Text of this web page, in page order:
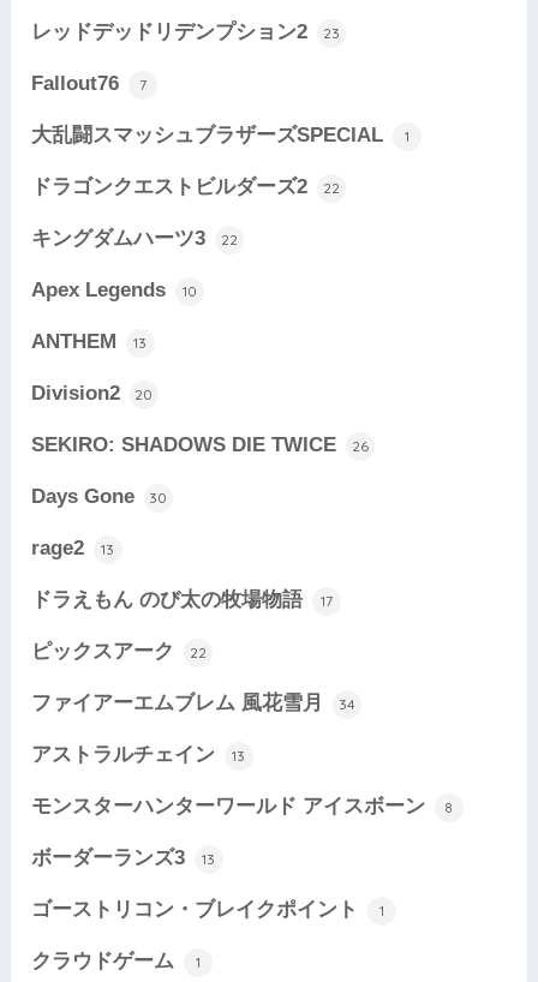
レッドデッドリデンプション2 23
Fallout76 7
大乱闘スマッシュブラザーズSPECIAL 1
ドラゴンクエストビルダーズ2 22
キングダムハーツ3 22
Apex Legends 10
ANTHEM 13
Division2 20
SEKIRO: SHADOWS DIE TWICE 26
Days Gone 30
rage2 13
ドラえもん のび太の牧場物語 17
ピックスアーク 22
ファイアーエムブレム 風花雪月 34
アストラルチェイン 13
モンスターハンターワールド アイスボーン 8
ボーダーランズ3 13
ゴーストリコン・ブレイクポイント 1
クラウドゲーム 1